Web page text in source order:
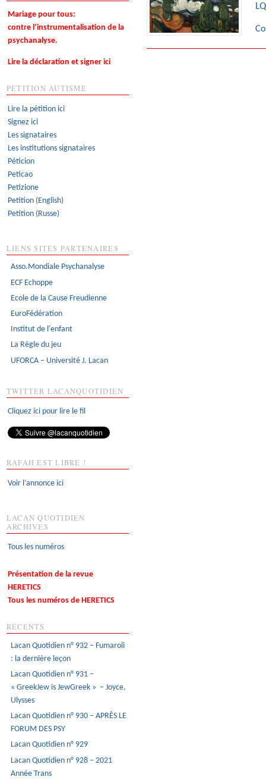
Mariage pour tous:
contre l’instrumentalisation de la
psychanalyse.
Lire la déclaration et signer ici
PETITION AUTISME
Lire la pétition ici
Signez ici
Les signataires
Les institutions signataires
Péticion
Peticao
Petizione
Petition (English)
Petition (Russe)
LIENS SITES PARTENAIRES
Asso.Mondiale Psychanalyse
ECF Echoppe
Ecole de la Cause Freudienne
EuroFédération
Institut de l'enfant
La Règle du jeu
UFORCA – Université J. Lacan
TWITTER LACANQUOTIDIEN
Cliquez ici pour lire le fil
RAFAH EST LIBRE !
Voir l’annonce ici
LACAN QUOTIDIEN
ARCHIVES
Tous les numéros
Présentation de la revue
HERETICS
Tous les numéros de HERETICS
RÉCENTS
Lacan Quotidien n° 932 – Fumaroli
: la dernière leçon
Lacan Quotidien n° 931 –
« GreekJew is JewGreek » – Joyce,
Ulysses
Lacan Quotidien n° 930 – APRÈS LE
FORUM DES PSY
Lacan Quotidien n° 929
Lacan Quotidien n° 928 – 2021
Année Trans